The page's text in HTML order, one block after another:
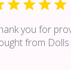
you for
from